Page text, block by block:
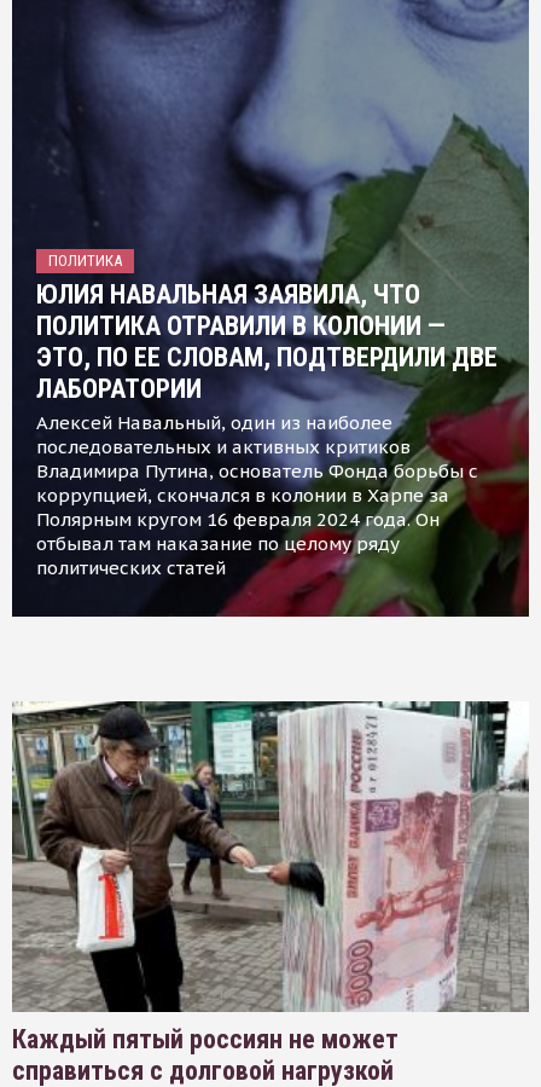
ПОЛИТИКА
ЮЛИЯ НАВАЛЬНАЯ ЗАЯВИЛА, ЧТО
ПОЛИТИКА ОТРАВИЛИ В КОЛОНИИ —
ЭТО, ПО ЕЕ СЛОВАМ, ПОДТВЕРДИЛИ ДВЕ
ЛАБОРАТОРИИ
Алексей Навальный, один из наиболее
последовательных и активных критиков
Владимира Путина, основатель Фонда борьбы с
коррупцией, скончался в колонии в Харпе за
Полярным кругом 16 февраля 2024 года. Он
отбывал там наказание по целому ряду
политических статей
Каждый пятый россиян не может
справиться с долговой нагрузкой